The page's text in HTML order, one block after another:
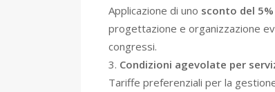
Applicazione di uno sconto del
progettazione e organizzazione
congressi.
Condizioni agevolate per
Tariffe preferenziali per la